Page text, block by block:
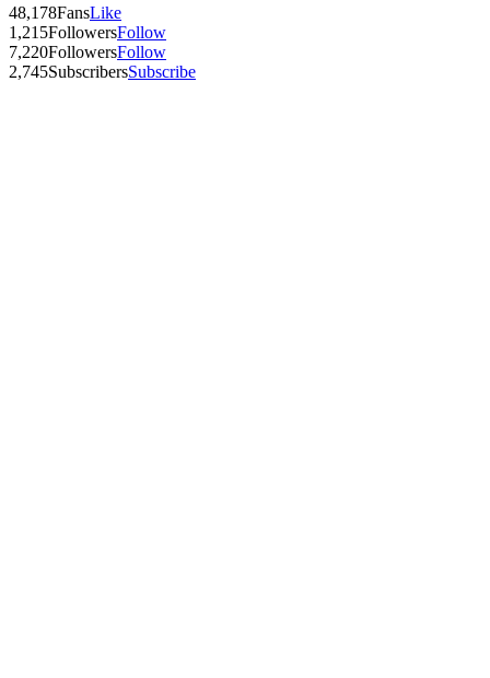
48,178FansLike
1,215FollowersFollow
7,220FollowersFollow
2,745SubscribersSubscribe